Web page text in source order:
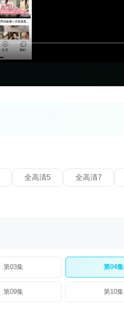
全高清5 全高清7
第03集 第04集
第09集 第10集